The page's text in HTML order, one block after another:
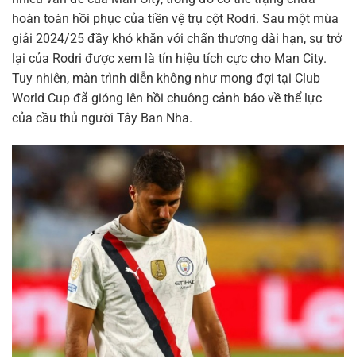
hoàn toàn hồi phục của tiền vệ trụ cột Rodri. Sau một mùa
giải 2024/25 đầy khó khăn với chấn thương dài hạn, sự trở
lại của Rodri được xem là tín hiệu tích cực cho Man City.
Tuy nhiên, màn trình diễn không như mong đợi tại Club
World Cup đã gióng lên hồi chuông cảnh báo về thể lực
của cầu thủ người Tây Ban Nha.